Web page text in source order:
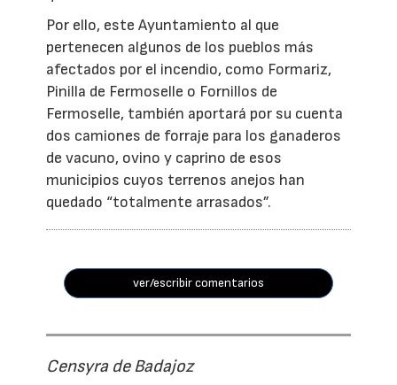
Por ello, este Ayuntamiento al que
pertenecen algunos de los pueblos más
afectados por el incendio, como Formariz,
Pinilla de Fermoselle o Fornillos de
Fermoselle, también aportará por su cuenta
dos camiones de forraje para los ganaderos
de vacuno, ovino y caprino de esos
municipios cuyos terrenos anejos han
quedado “totalmente arrasados”.
ver/escribir comentarios
Censyra de Badajoz